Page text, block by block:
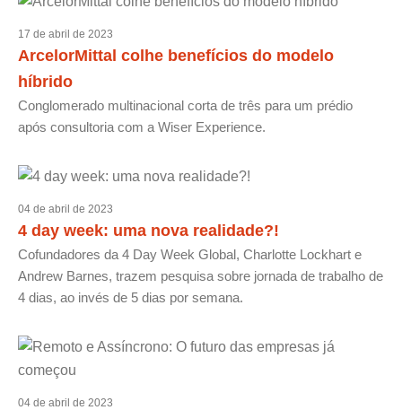
17 de abril de 2023
ArcelorMittal colhe benefícios do modelo
híbrido
Conglomerado multinacional corta de três para um prédio
após consultoria com a Wiser Experience.
04 de abril de 2023
4 day week: uma nova realidade?!
Cofundadores da 4 Day Week Global, Charlotte Lockhart e
Andrew Barnes, trazem pesquisa sobre jornada de trabalho de
4 dias, ao invés de 5 dias por semana.
04 de abril de 2023